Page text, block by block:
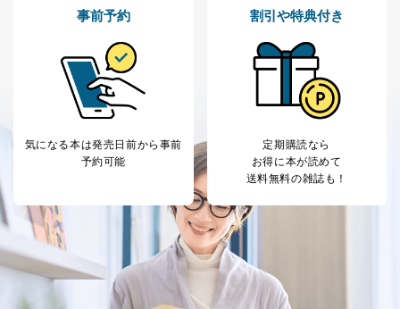
事前予約
気になる本は発売日前から事前
予約可能
割引や特典付き
定期購読なら
お得に本が読めて
送料無料の雑誌も！